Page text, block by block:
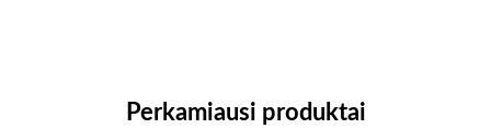
Perkamiausi produktai